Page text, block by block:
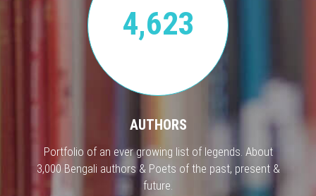
4,623
AUTHORS
Portfolio of an ever growing list of legends. About
3,000 Bengali authors & Poets of the past, present &
future.